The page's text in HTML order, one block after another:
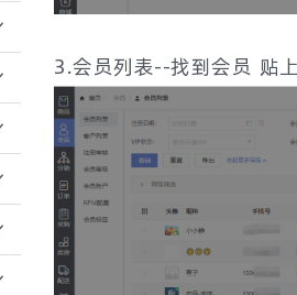
3.会员列表--找到会员 贴